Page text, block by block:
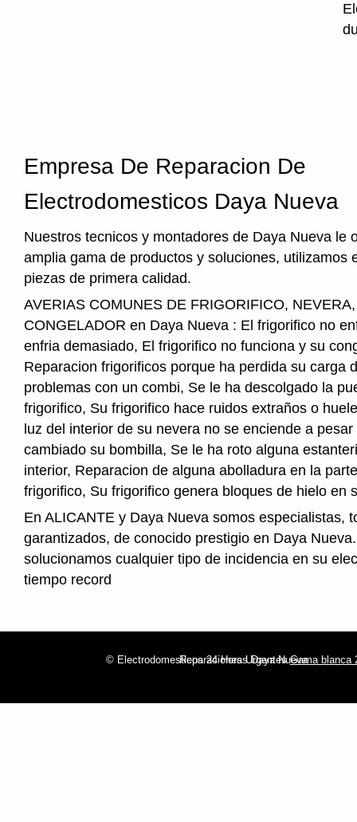
Empresa De Reparacion De
Electrodomesticos Daya Nueva
Nuestros tecnicos y montadores de Daya Nueva le
amplia gama de productos y soluciones, utilizamos
piezas de primera calidad.
AVERIAS COMUNES DE FRIGORIFICO,
CONGELADOR en Daya Nueva : El frigorifico no
enfria demasiado, El frigorifico no funciona y su
Reparacion frigorificos porque ha perdida su carga
problemas con un combi, Se le ha descolgado la
frigorifico, Su frigorifico hace ruidos extraños o
luz del interior de su nevera no se enciende a
cambiado su bombilla, Se le ha roto alguna
interior, Reparacion de alguna abolladura en la
frigorifico, Su frigorifico genera bloques de hielo en
En ALICANTE y Daya Nueva somos especialistas,
garantizados, de conocido prestigio en Daya
solucionamos cualquier tipo de incidencia en su
tiempo record
© Electrodomesticos 24 Horas Daya Nueva
Reparaciones UrgentesGama blanca